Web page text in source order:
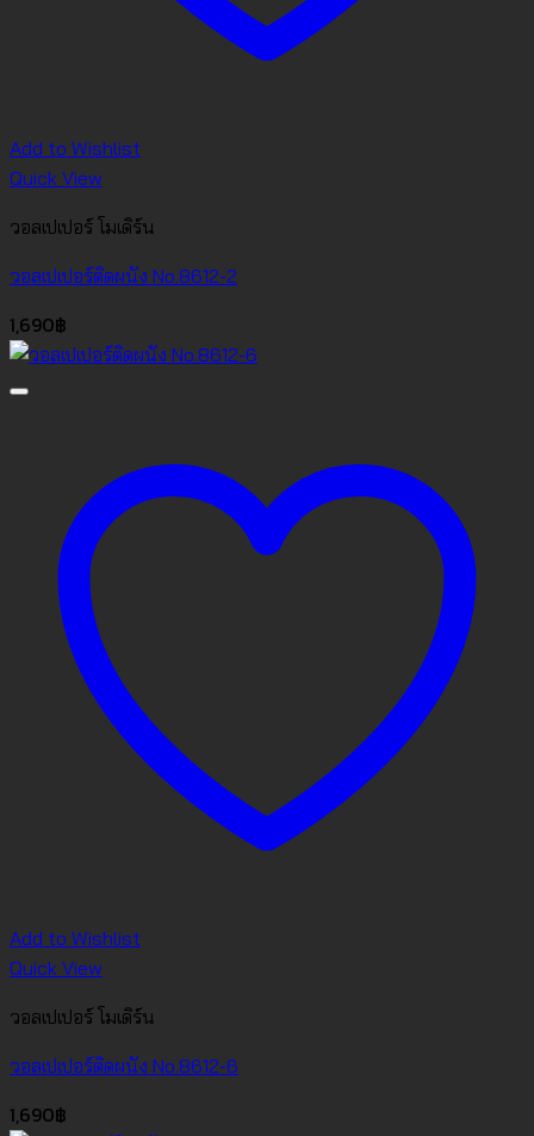
Add to Wishlist
Quick View
วอลเปเปอร์ โมเดิร์น
วอลเปเปอร์ติดผนัง No.8612-2
1,690฿
Add to Wishlist
Quick View
วอลเปเปอร์ โมเดิร์น
วอลเปเปอร์ติดผนัง No.8612-6
1,690฿